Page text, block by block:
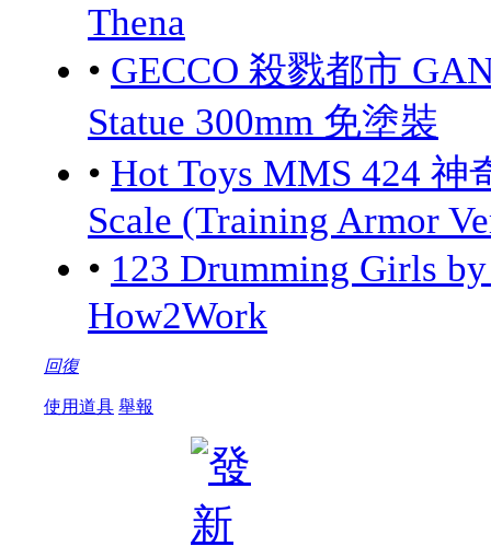
Thena
• GECCO 殺戮都市
Statue 300mm 免塗裝
• Hot Toys MMS 424 神
Scale (Training Armor
• 123 Drumming Girls
How2Work
回復
使用道具 舉報